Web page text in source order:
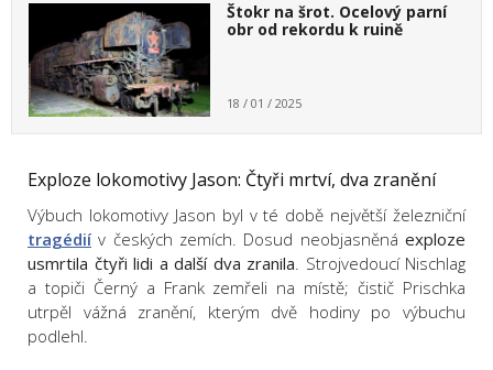
Štokr na šrot. Ocelový parní
obr od rekordu k ruině
18 / 01 / 2025
Exploze lokomotivy Jason: Čtyři mrtví, dva zranění
Výbuch lokomotivy Jason byl v té době největší železniční
tragédiív českých zemích. Dosud neobjasněná exploze
usmrtila čtyři lidi a další dva zranila. Strojvedoucí Nischlag
a topiči Černý a Frank zemřeli na místě; čistič Prischka
utrpěl vážná zranění, kterým dvě hodiny po výbuchu
podlehl.